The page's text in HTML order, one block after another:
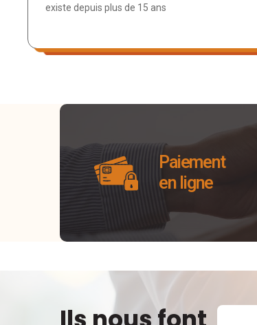
existe depuis plus de 15 ans
Paiement
en ligne